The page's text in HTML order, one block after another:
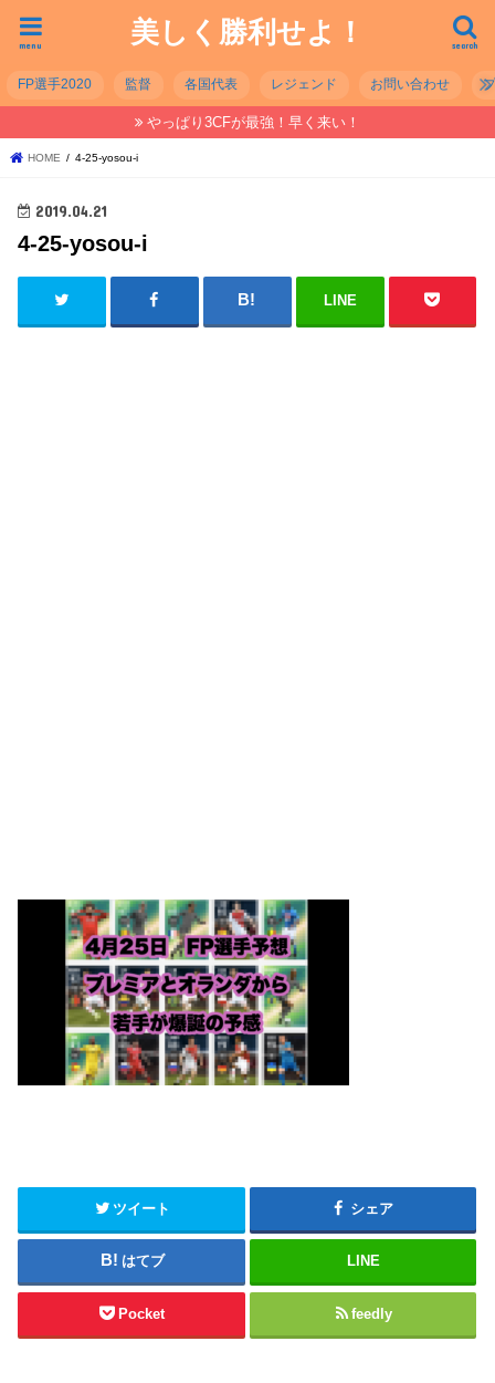
美しく勝利せよ！ search
menu
FP選手2020 監督 各国代表 レジェンド お問い合わせ
やっぱり3CFが最強！早く来い！
HOME 4-25-yosou-i
2019.04.21
4-25-yosou-i
LINE
ツイート シェア
はてブ LINE
Pocket feedly